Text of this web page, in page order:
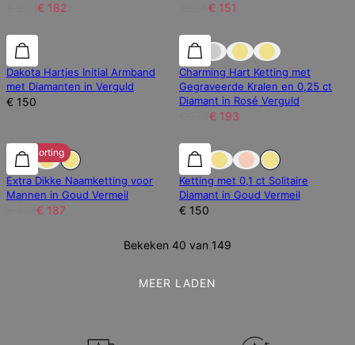
€ 182 € 151
Labdiamanten Labdiamanten
Dakota Hartjes Initial Armband
met Diamanten in Verguld
€ 150
30% korting
Charming Hart Ketting met
Gegraveerde Kralen en 0,25 ct
Diamant in Rosé Verguld
€ 193
15% korting
Extra Dikke Naamketting voor
Mannen in Goud Vermeil
€ 187
Labdiamanten
Ketting met 0,1 ct Solitaire
Diamant in Goud Vermeil
€ 150
Bekeken 40 van 149
MEER LADEN